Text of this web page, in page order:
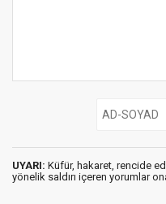
UYARI: Küfür, hakaret, rencide
yönelik saldırı içeren yorumlar